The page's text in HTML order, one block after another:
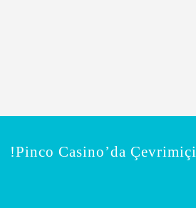
Pinco Casino’da